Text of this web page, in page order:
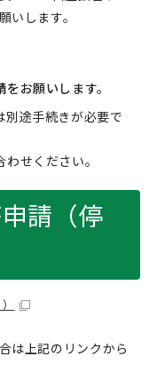
いします。
お願いします。
途手続きが必要で
せください。
請（停
は上記のリンクから